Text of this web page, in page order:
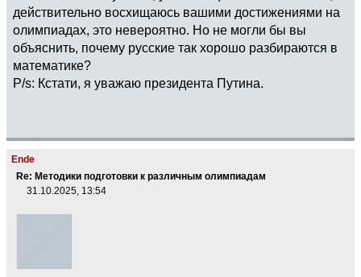
действительно восхищаюсь вашими достижениями на
олимпиадах, это невероятно. Но не могли бы вы
объяснить, почему русские так хорошо разбираются в
математике?
P/s: Кстати, я уважаю президента Путина.
Ende
Re: Методики подготовки к различным олимпиадам
31.10.2025, 13:54